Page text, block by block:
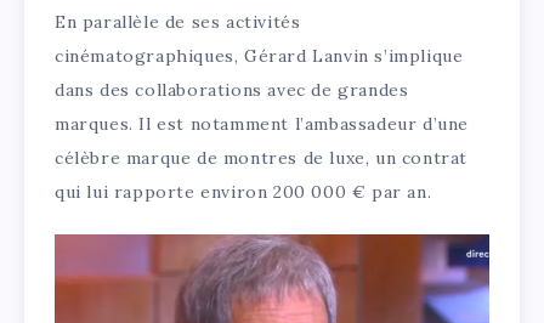
En parallèle de ses activités
cinématographiques, Gérard Lanvin s’implique
dans des collaborations avec de grandes
marques. Il est notamment l’ambassadeur d’une
célèbre marque de montres de luxe, un contrat
qui lui rapporte environ 200 000 € par an.